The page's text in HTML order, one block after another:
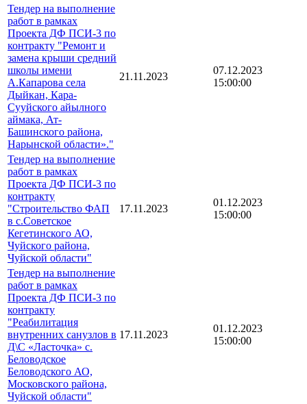
Тендер на выполнение
работ в рамках
Проекта ДФ ПСИ-3 по
контракту "Ремонт и
замена крыши средний
школы имени
А.Капарова села
Дыйкан, Кара-
Сууйского айылного
аймака, Ат-
Башинского района,
Нарынской области»."
21.11.2023
07.12.2023
15:00:00
Тендер на выполнение
работ в рамках
Проекта ДФ ПСИ-3 по
контракту
"Строительство ФАП
в с.Советское
Кегетинского АО,
Чуйского района,
Чуйской области"
17.11.2023
01.12.2023
15:00:00
Тендер на выполнение
работ в рамках
Проекта ДФ ПСИ-3 по
контракту
"Реабилитация
внутренних санузлов в
Д\С «Ласточка» с.
Беловодское
Беловодского АО,
Московского района,
Чуйской области"
17.11.2023
01.12.2023
15:00:00